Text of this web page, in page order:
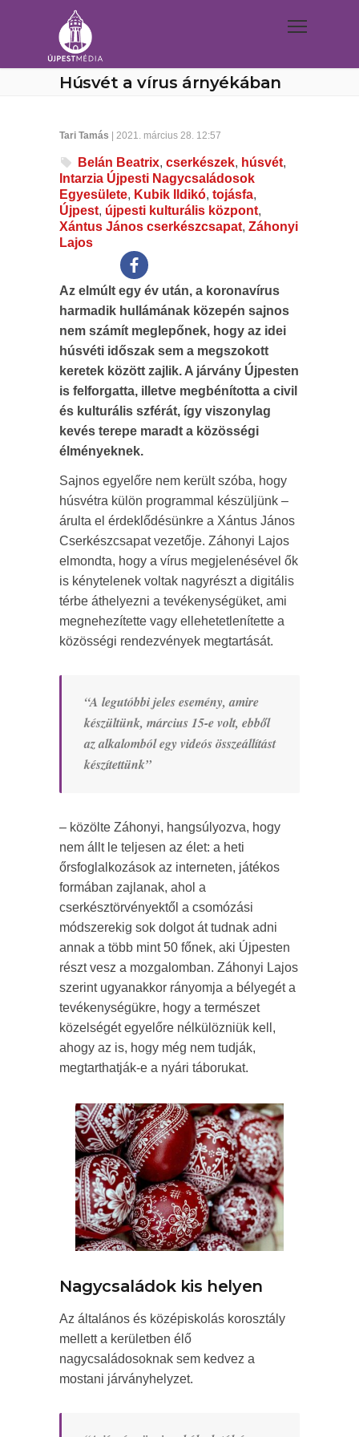
Húsvét a vírus árnyékában
Tari Tamás | 2021. március 28. 12:57
Belán Beatrix, cserkészek, húsvét,
Intarzia Újpesti Nagycsaládosok
Egyesülete, Kubik Ildikó, tojásfa,
Újpest, újpesti kulturális központ,
Xántus János cserkészcsapat, Záhonyi
Lajos
Az elmúlt egy év után, a koronavírus
harmadik hullámának közepén sajnos
nem számít meglepőnek, hogy az idei
húsvéti időszak sem a megszokott
keretek között zajlik. A járvány Újpesten
is felforgatta, illetve megbénította a civil
és kulturális szférát, így viszonylag
kevés terepe maradt a közösségi
élményeknek.
Sajnos egyelőre nem került szóba, hogy
húsvétra külön programmal készüljünk –
árulta el érdeklődésünkre a Xántus János
Cserkészcsapat vezetője. Záhonyi Lajos
elmondta, hogy a vírus megjelenésével ők
is kénytelenek voltak nagyrészt a digitális
térbe áthelyezni a tevékenységüket, ami
megnehezítette vagy ellehetetlenítette a
közösségi rendezvények megtartását.
“A legutóbbi jeles esemény, amire
készültünk, március 15-e volt, ebből
az alkalomból egy videós összeállítást
készítettünk”
– közölte Záhonyi, hangsúlyozva, hogy
nem állt le teljesen az élet: a heti
őrsfoglalkozások az interneten, játékos
formában zajlanak, ahol a
cserkésztörvényektől a csomózási
módszerekig sok dolgot át tudnak adni
annak a több mint 50 főnek, aki Újpesten
részt vesz a mozgalomban. Záhonyi Lajos
szerint ugyanakkor rányomja a bélyegét a
tevékenységükre, hogy a természet
közelségét egyelőre nélkülözniük kell,
ahogy az is, hogy még nem tudják,
megtarthatják-e a nyári táborukat.
Nagycsaládok kis helyen
Az általános és középiskolás korosztály
mellett a kerületben élő
nagycsaládosoknak sem kedvez a
mostani járványhelyzet.